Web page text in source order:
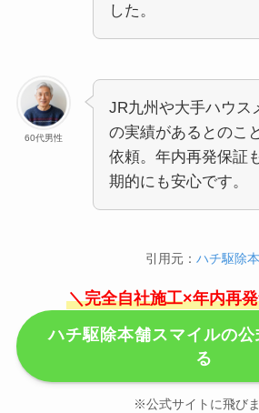
した。
60代男性
JR九州や大手ハウス
の実績があるとのこ
依頼。年内再発保証
期的にも安心です。
引用元：ハチ駆除
＼完全自社施工×年内再
ハチ駆除本舗スマイルの
る
※公式サイトに飛び